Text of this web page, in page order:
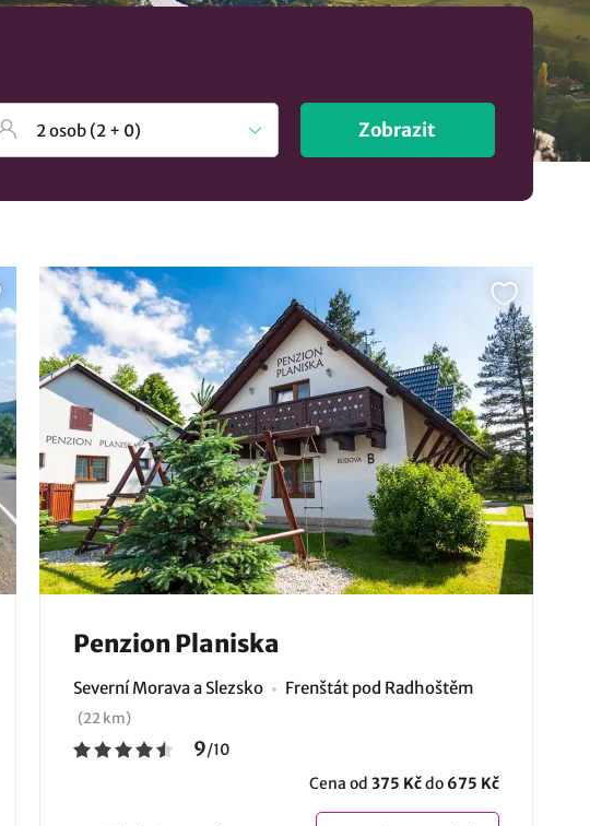
Zobrazit
Penzion Planiska
Severní Morava a Slezsko Frenštát pod Radhoštěm
(22 km)
9/10
Cena od 375 Kčdo 675 Kč